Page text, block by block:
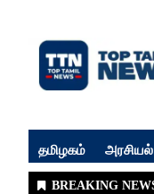
தமிழகம் அரசியல்